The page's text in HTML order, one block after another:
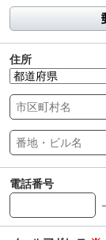
住所
電話番号